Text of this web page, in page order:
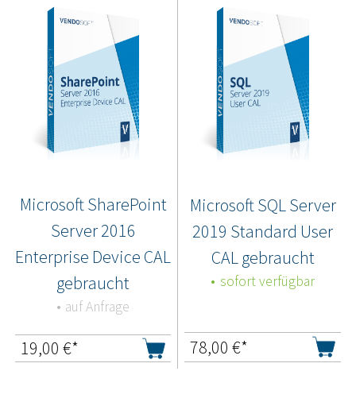
Microsoft SharePoint
Server 2016
Enterprise Device CAL
gebraucht
auf Anfrage
19,00 €*
Microsoft SQL Server
2019 Standard User
CAL gebraucht
sofort verfügbar
78,00 €*